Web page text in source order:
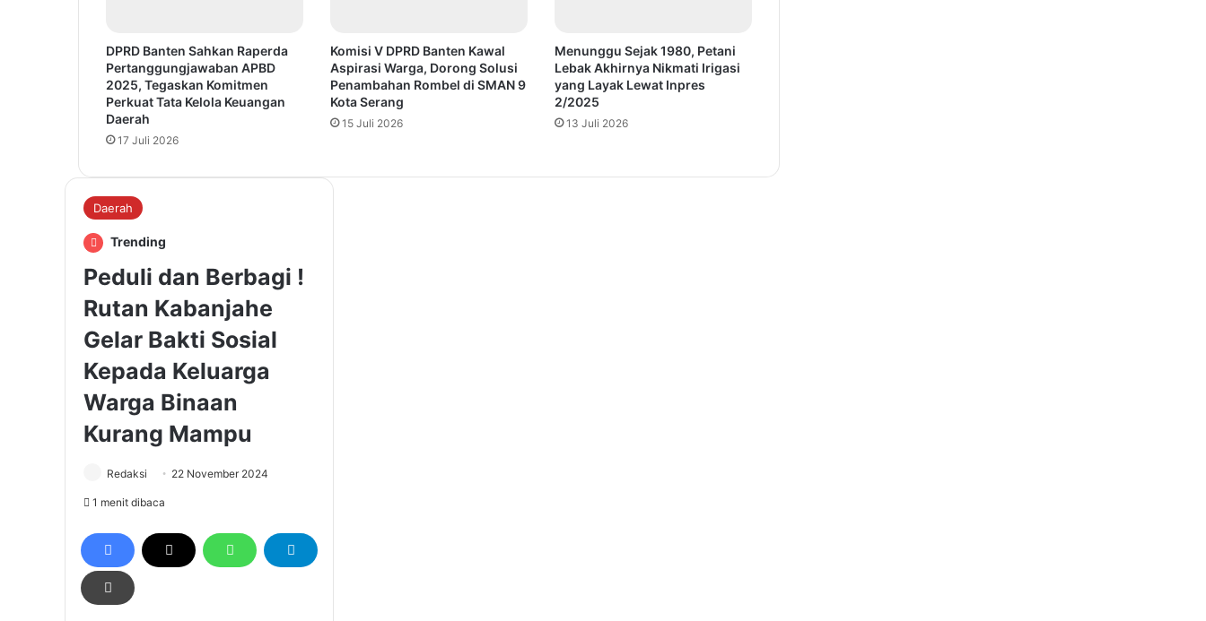
DPRD Banten Sahkan Raperda
Pertanggungjawaban APBD
2025, Tegaskan Komitmen
Perkuat Tata Kelola Keuangan
Daerah
17 Juli 2026
Komisi V DPRD Banten Kawal
Aspirasi Warga, Dorong Solusi
Penambahan Rombel di SMAN 9
Kota Serang
15 Juli 2026
Menunggu Sejak 1980, Petani
Lebak Akhirnya Nikmati Irigasi
yang Layak Lewat Inpres
2/2025
13 Juli 2026